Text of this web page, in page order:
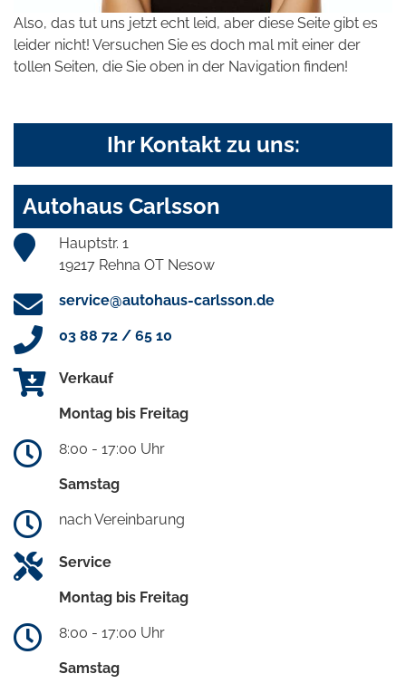
Also, das tut uns jetzt echt leid, aber diese Seite gibt es
leider nicht! Versuchen Sie es doch mal mit einer der
tollen Seiten, die Sie oben in der Navigation finden!
Ihr Kontakt zu uns:
Autohaus Carlsson
Hauptstr. 1
19217 Rehna OT Nesow
service@autohaus-carlsson.de
03 88 72 / 65 10
Verkauf
Montag bis Freitag
8:00 - 17:00 Uhr
Samstag
nach Vereinbarung
Service
Montag bis Freitag
8:00 - 17:00 Uhr
Samstag